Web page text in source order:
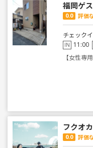
福岡ゲ
0.0 評価
チェック
IN 11:00
【女性専
フクオ
0.0 評価